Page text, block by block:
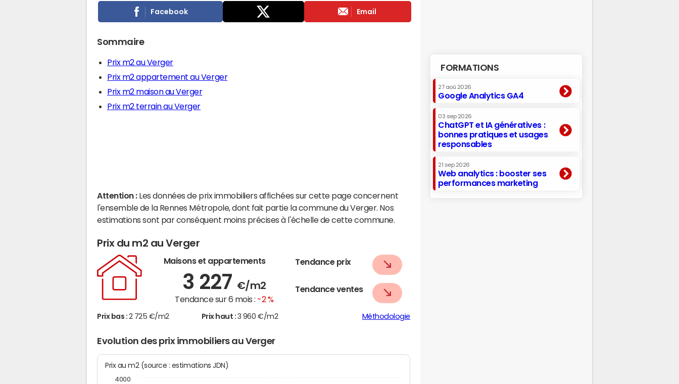
Facebook Email
Sommaire
Prix m2 au Verger
Prix m2 appartement au Verger
Prix m2 maison au Verger
Prix m2 terrain au Verger
Attention : Les données de prix immobiliers affichées sur cette page concernent
l'ensemble de la Rennes Métropole, dont fait partie la commune du Verger. Nos
estimations sont par conséquent moins précises à l'échelle de cette commune.
Prix du m2 au Verger
Maisons et appartements
3 227 €/m2
Tendance sur 6 mois : -2 %
Tendance prix
Tendance ventes
Prix bas : 2 725 €/m2 Prix haut : 3 960 €/m2 Méthodologie
Evolution des prix immobiliers au Verger
Prix au m2 (source : estimations JDN)
4000
FORMATIONS
27 aoû 2026
Google Analytics GA4
03 sep 2026
ChatGPT et IA génératives :
bonnes pratiques et usages
responsables
21 sep 2026
Web analytics : booster ses
performances marketing